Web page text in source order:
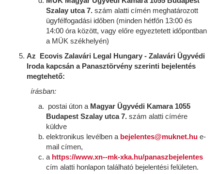
Szalay utca 7. szám alatti címén meghatározott
ügyfélfogadási időben (minden hétfőn 13:00 és
14:00 óra között, vagy előre egyeztetett időpontban
a MÜK székhelyén)
Az Ecovis Zalavári Legal Hungary - Zalavári Ügyvédi
Iroda kapcsán a Panasztörvény szerinti bejelentés
megtehető:
írásban:
postai úton a Magyar Ügyvédi Kamara 1055
Budapest Szalay utca 7. szám alatti címére
küldve
elektronikus levélben a bejelentes@muknet.hu e-
mail címen,
a https://www.xn--mk-xka.hu/panaszbejelentes
cím alatti honlapon található bejelentési felületen.